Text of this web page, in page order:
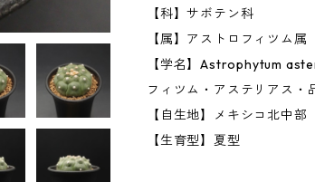
【科】サボテン科
【属】アストロフィツム属
【学名】Astrophytum
フィツム・アステリアス・
【自生地】メキシコ北中部
【生育型】夏型